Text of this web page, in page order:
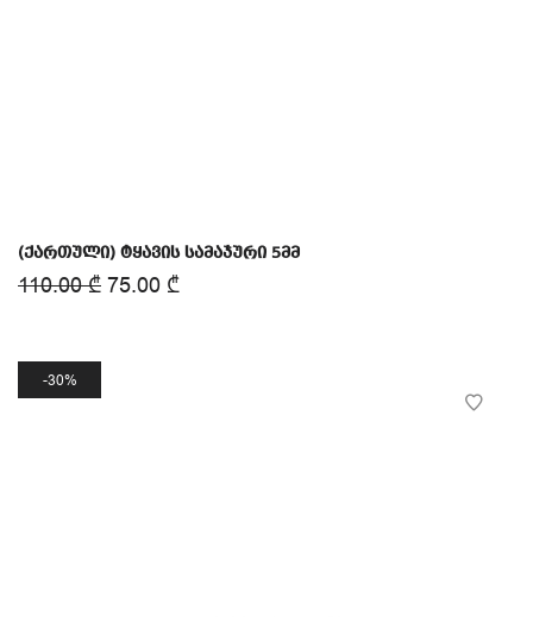
(ქართული) ტყავის სამაჯური 5მმ
110.00₾ 75.00 ₾
30%